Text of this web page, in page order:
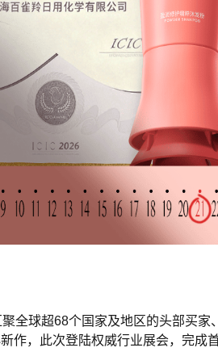
全球超68个国家及地区的头部买
作，此次登陆权威行业展会，完成